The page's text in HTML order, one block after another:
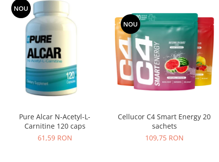
NOU
Pure Alcar N-Acetyl-L-
Carnitine 120 caps
61,59 RON
NOU
Cellucor C4 Smart Energy 20
sachets
109,75 RON